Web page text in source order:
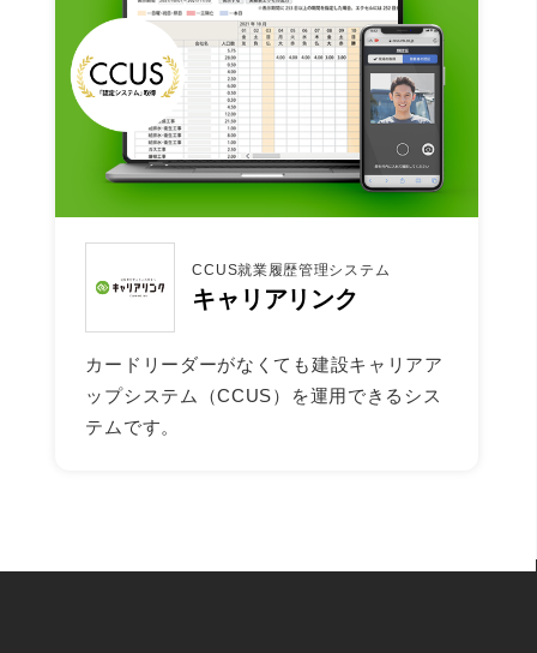
CCUS就業履歴管理システム
キャリアリンク
カードリーダーがなくても建設キャリアア
ップシステム（CCUS）を運用できるシス
テムです。